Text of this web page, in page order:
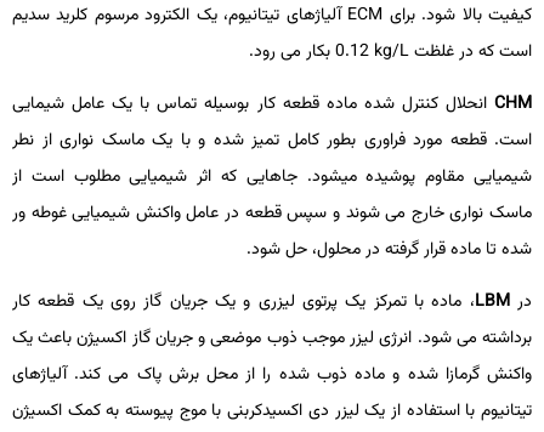
کیفیت بالا شود. برای ECM آلیاژهای تیتانیوم، یک الکترود مرسوم کلرید سدیم
است که در غلظتkg/L
CHM انحلال کنترل­ شده ماده قطعه­ کار بوسیله تماس با یک عامل شیمایی
است. قطعه مورد فراوری بطور کامل تمیز شده و با یک ماسک نواری از نطر
شیمیایی مقاوم پوشیده می­شود. جاهایی که اثر شیمیایی مطلوب است از
ماسک نواری خارج می­ شوند و سپس قطعه در عامل واکنش شیمیایی غوطه­ ور
شده تا ماده قرار گرفته در محلول، حل شود.
درLBM، ماده با تمرکز یک پرتوی لیزری و یک جریان گاز روی یک قطعه­ کار
برداشته می­ شود. انرژی لیزر موجب ذوب موضعی و جریان گاز اکسیژن باعث یک
واکنش گرمازا شده و ماده ذوب شده را از محل برش پاک می­ کند. آلیاژهای
تیتانیوم با استفاده از یک لیزر دی­ اکسیدکربنی با موج پیوسته به کمک اکسیژن